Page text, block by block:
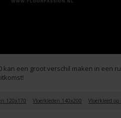
kan een groot verschil maken in een
120x170 Vloerkleden 140x200 Vloerkleed op